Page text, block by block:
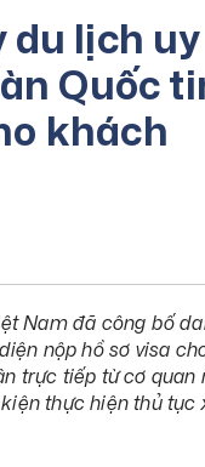
du lịch uy
Quốc
khách
Nam đã công bố
nộp hồ sơ visa
trực tiếp từ cơ quan
thực hiện thủ tục